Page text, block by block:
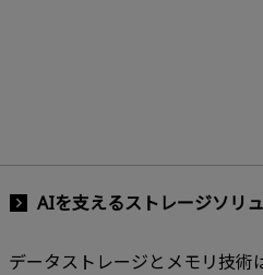
AIを支えるストレージソリ
データストレージとメモリ技術